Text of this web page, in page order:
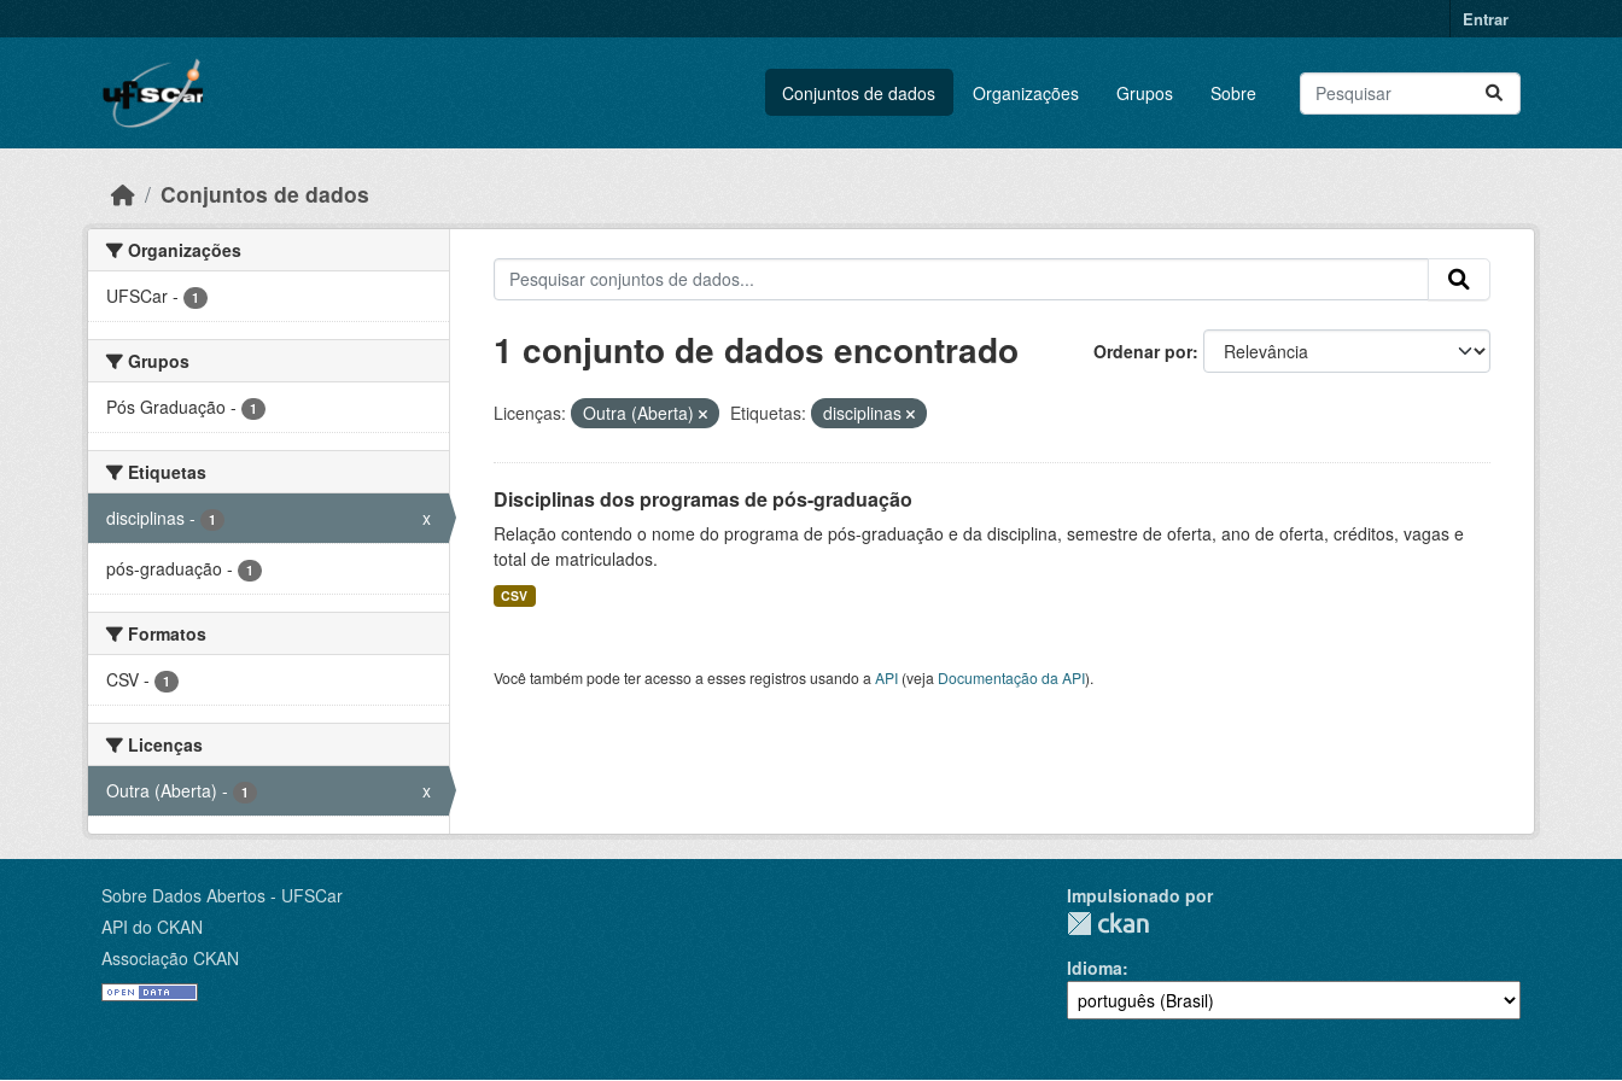
Entrar
Conjuntos de dados Organizações Grupos Sobre
Conjuntos de dados
Organizações
UFSCar - 1
Grupos
Pós Graduação - 1
Etiquetas
disciplinas - 1 x
pós-graduação - 1
Formatos
CSV - 1
Licenças
Outra (Aberta) - 1 x
Ordenar por
1 conjunto de dados encontrado
Licenças: Outra (Aberta) Etiquetas: disciplinas
Disciplinas dos programas de pós-graduação
Relação contendo o nome do programa de pós-graduação e da disciplina, semestre de oferta, ano de oferta, créditos, vagas e
total de matriculados.
CSV
Você também pode ter acesso a esses registros usando a API(veja Documentação da API).
Sobre Dados Abertos - UFSCar
API do CKAN
Associação CKAN
Impulsionado por
Idioma